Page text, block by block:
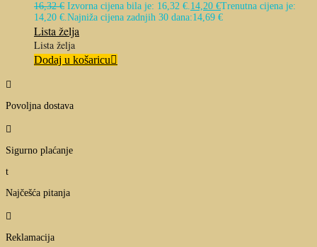
16,32€ Izvorna cijena bila je: 16,32 €.14,20 €Trenutna cijena je:
14,20 €.Najniža cijena zadnjih 30 dana:14,69 €
Lista želja
Lista želja
Dodaj u košaricu

Povoljna dostava

Sigurno plaćanje
t
Najčešća pitanja

Reklamacija